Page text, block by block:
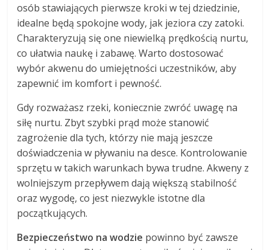
osób stawiających pierwsze kroki w tej dziedzinie,
idealne będą spokojne wody, jak jeziora czy zatoki.
Charakteryzują się one niewielką prędkością nurtu,
co ułatwia naukę i zabawę. Warto dostosować
wybór akwenu do umiejętności uczestników, aby
zapewnić im komfort i pewność.
Gdy rozważasz rzeki, koniecznie zwróć uwagę na
siłę nurtu. Zbyt szybki prąd może stanowić
zagrożenie dla tych, którzy nie mają jeszcze
doświadczenia w pływaniu na desce. Kontrolowanie
sprzętu w takich warunkach bywa trudne. Akweny z
wolniejszym przepływem dają większą stabilność
oraz wygodę, co jest niezwykle istotne dla
początkujących.
Bezpieczeństwo na wodzie powinno być zawsze